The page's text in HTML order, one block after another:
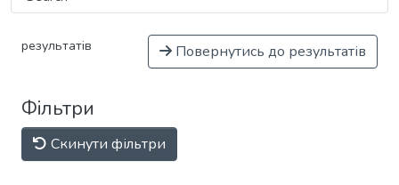
результатів Повернутись до результатів
Фільтри
Скинути фільтри